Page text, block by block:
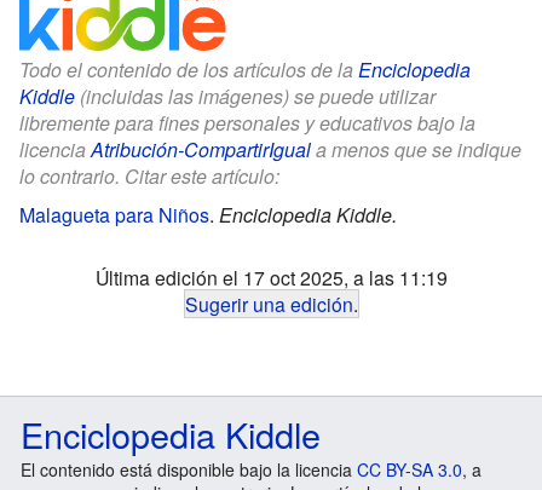
Todo el contenido de los artículos de la Enciclopedia
Kiddle (incluidas las imágenes) se puede utilizar
libremente para fines personales y educativos bajo la
licenciaAtribución-CompartirIguala menos que se indique
lo contrario. Citar este artículo:
Malagueta para Niños. Enciclopedia Kiddle.
Última edición el 17 oct 2025, a las 11:19
Sugerir una edición.
Enciclopedia Kiddle
El contenido está disponible bajo la licencia CC BY-SA 3.0, a